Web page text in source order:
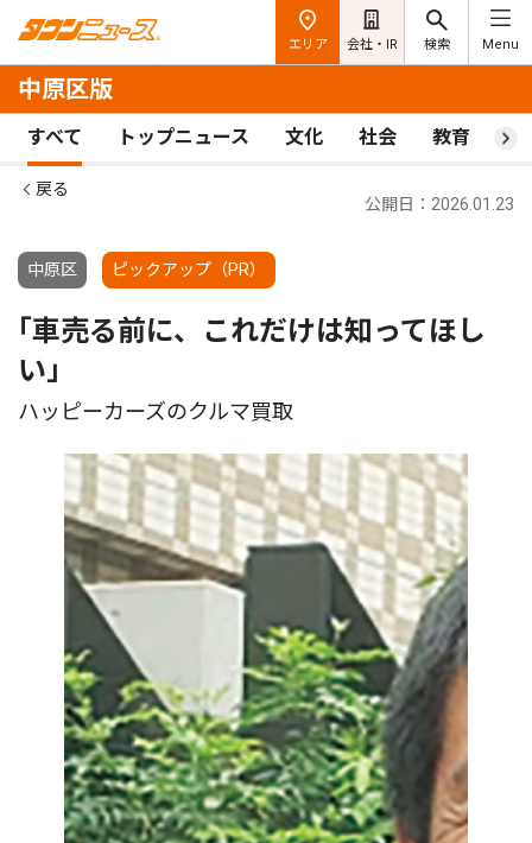
エリア 会社・IR 検索 Menu
中原区版
すべて トップニュース 文化 社会 教育 ス
戻る
中原区 ピックアップ（PR）
公開日：2026.01.23
｢車売る前に、これだけは知ってほし
い｣
ハッピーカーズのクルマ買取